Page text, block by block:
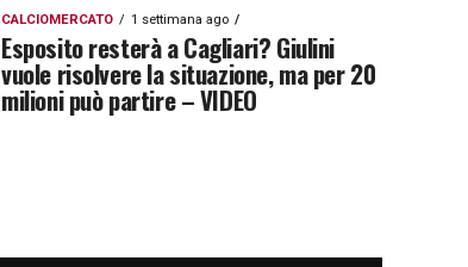
CALCIOMERCATO 1 settimana ago
Esposito resterà a Cagliari? Giulini
vuole risolvere la situazione, ma per 20
milioni può partire – VIDEO